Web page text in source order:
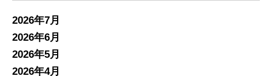
2026年7月
2026年6月
2026年5月
2026年4月